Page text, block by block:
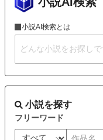
小説AI検索とは
小説を探す
フリーワード